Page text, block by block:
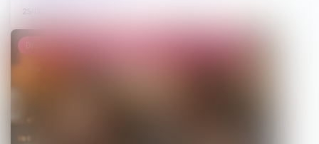
25/06/2026
Droit de la famille, des personnes et de leur patrimoine